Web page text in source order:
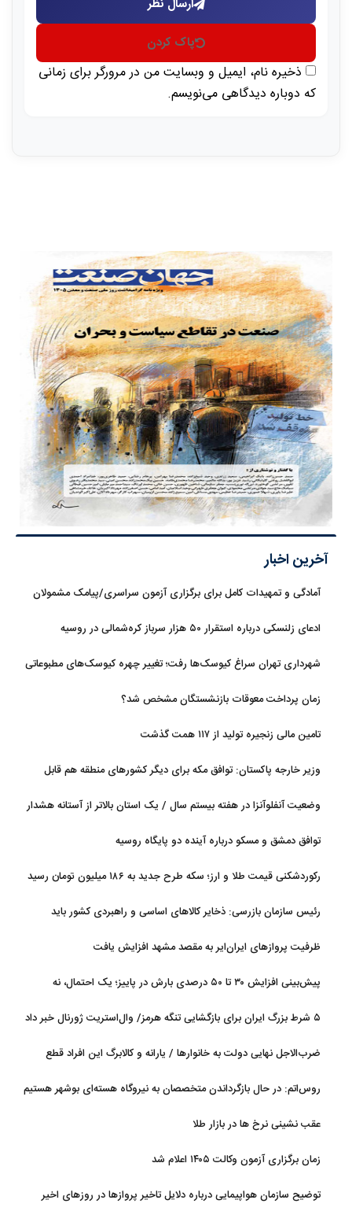
ارسال نظر
پاک کردن
ذخیره نام، ایمیل و وبسایت من در مرورگر برای زمانی
که دوباره دیدگاهی می‌نویسم.
آخرین اخبار
آمادگی و تمهیدات کامل برای برگزاری آزمون سراسری/پیامک مشمولان
ادعای زلنسکی درباره استقرار ۵۰ هزار سرباز کره‌شمالی در روسیه
شهرداری تهران سراغ کیوسک‌ها رفت؛ تغییر چهره کیوسک‌های مطبوعاتی
زمان پرداخت معوقات بازنشستگان مشخص شد؟
تامین مالی زنجیره تولید از ۱۱۷ همت گذشت
وزیر خارجه پاکستان: توافق مکه برای دیگر کشورهای منطقه هم قابل
وضعیت آنفلوآنزا در هفته بیستم سال / یک استان بالاتر از آستانه هشدار
توافق دمشق و مسکو درباره آینده دو پایگاه روسیه
رکوردشکنی قیمت طلا و ارز؛ سکه طرح جدید به ۱۸۶ میلیون تومان رسید
رئیس سازمان بازرسی: ذخایر کالاهای اساسی و راهبردی کشور باید
ظرفیت پروازهای ایران‌ایر به مقصد مشهد افزایش یافت
پیش‌بینی افزایش ۳۰ تا ۵۰ درصدی بارش در پاییز؛ یک احتمال، نه
۵ شرط بزرگ ایران برای بازگشایی تنگه هرمز/ وال‌استریت ژورنال خبر داد
ضرب‌الاجل نهایی دولت به خانوارها / یارانه و کالابرگ این افراد قطع
روس‌اتم: در حال بازگرداندن متخصصان به نیروگاه هسته‌ای بوشهر هستیم
عقب نشینی نرخ ها در بازار طلا
زمان برگزاری آزمون وکالت ۱۴۰۵ اعلام شد
توضیح سازمان هواپیمایی درباره دلایل تاخیر پروازها در روزهای اخیر